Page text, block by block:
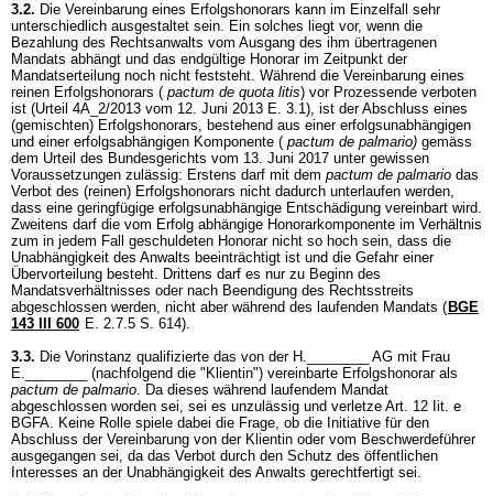
3.2. Die Vereinbarung eines Erfolgshonorars kann im Einzelfall sehr
unterschiedlich ausgestaltet sein. Ein solches liegt vor, wenn die
Bezahlung des Rechtsanwalts vom Ausgang des ihm übertragenen
Mandats abhängt und das endgültige Honorar im Zeitpunkt der
Mandatserteilung noch nicht feststeht. Während die Vereinbarung eines
reinen Erfolgshonorars ( pactum de quota litis) vor Prozessende verboten
ist (Urteil 4A_2/2013 vom 12. Juni 2013 E. 3.1), ist der Abschluss eines
(gemischten) Erfolgshonorars, bestehend aus einer erfolgsunabhängigen
und einer erfolgsabhängigen Komponente ( pactum de palmario) gemäss
dem Urteil des Bundesgerichts vom 13. Juni 2017 unter gewissen
Voraussetzungen zulässig: Erstens darf mit dem pactum de palmario das
Verbot des (reinen) Erfolgshonorars nicht dadurch unterlaufen werden,
dass eine geringfügige erfolgsunabhängige Entschädigung vereinbart wird.
Zweitens darf die vom Erfolg abhängige Honorarkomponente im Verhältnis
zum in jedem Fall geschuldeten Honorar nicht so hoch sein, dass die
Unabhängigkeit des Anwalts beeinträchtigt ist und die Gefahr einer
Übervorteilung besteht. Drittens darf es nur zu Beginn des
Mandatsverhältnisses oder nach Beendigung des Rechtsstreits
abgeschlossen werden, nicht aber während des laufenden Mandats ( BGE
143 III 600 E. 2.7.5 S. 614).
3.3. Die Vorinstanz qualifizierte das von der H.________ AG mit Frau
E.________ (nachfolgend die "Klientin") vereinbarte Erfolgshonorar als
pactum de palmario. Da dieses während laufendem Mandat
abgeschlossen worden sei, sei es unzulässig und verletze Art. 12 Iit. e
BGFA. Keine Rolle spiele dabei die Frage, ob die Initiative für den
Abschluss der Vereinbarung von der Klientin oder vom Beschwerdeführer
ausgegangen sei, da das Verbot durch den Schutz des öffentlichen
Interesses an der Unabhängigkeit des Anwalts gerechtfertigt sei.